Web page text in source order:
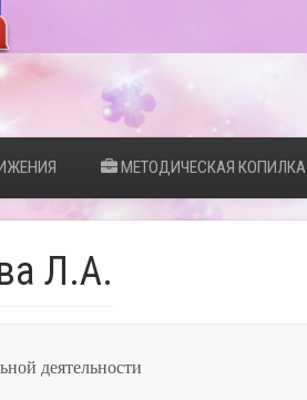
МЕТОДИЧЕСКАЯ КОПИЛКА
Л.А.
деятельности